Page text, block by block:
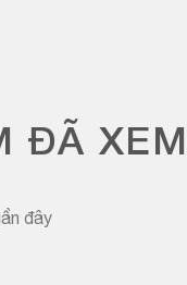
ĐÃ XEM
đây